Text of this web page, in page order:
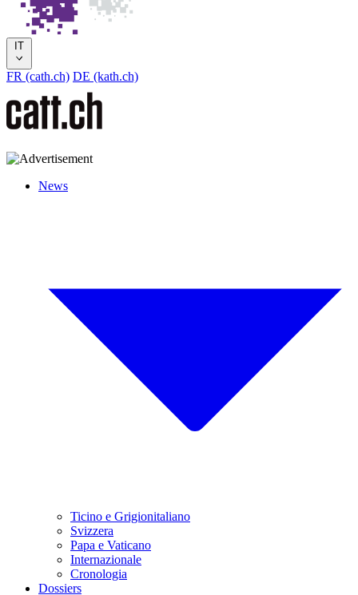
IT
FR (cath.ch) DE (kath.ch)
News
Ticino e Grigionitaliano
Svizzera
Papa e Vaticano
Internazionale
Cronologia
Dossiers